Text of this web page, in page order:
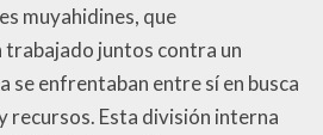
muyahidines, que
juntos contra un
se enfrentaban entre sí en busca
Esta división interna